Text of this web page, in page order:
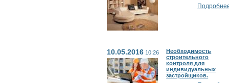
10.05.2016 10:26
Необходимость
строительного
контроля для
индивидуальных
застройщиков.